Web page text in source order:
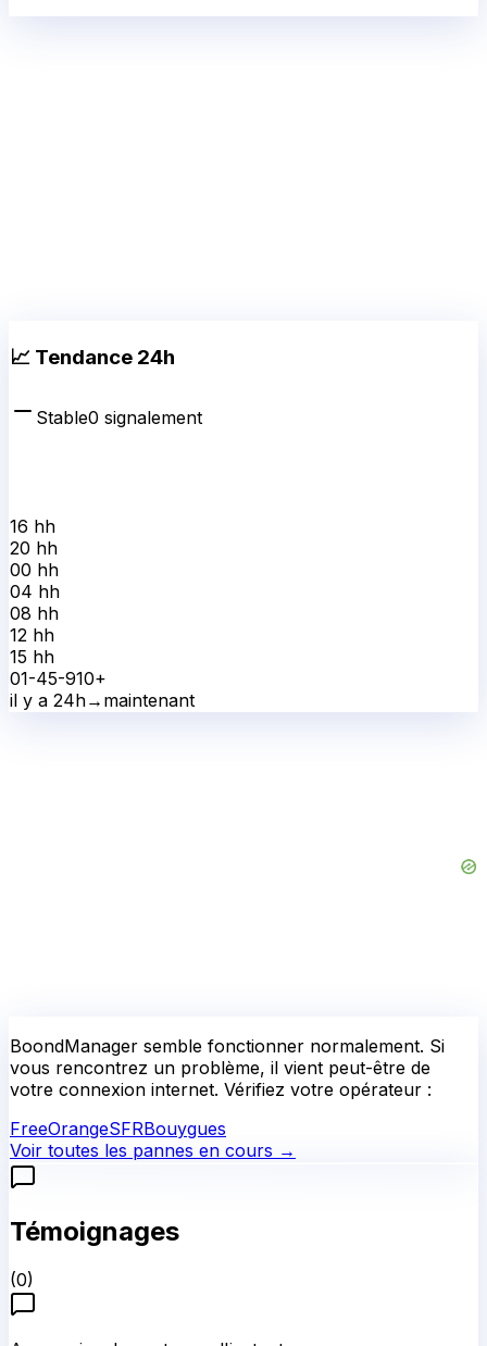
📈 Tendance 24h
Stable0 signalement
16 hh
20 hh
00 hh
04 hh
08 hh
12 hh
15 hh
01-45-910+
il y a 24h→ maintenant
BoondManager semble fonctionner normalement. Si
vous rencontrez un problème, il vient peut-être de
votre connexion internet. Vérifiez votre opérateur :
FreeOrangeSFRBouygues
Voir toutes les pannes en cours →
Témoignages
(0)